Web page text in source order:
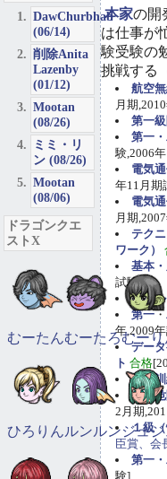
本家の開
は仕事が
験受験の
挑戦する
航空
月期
第一
第一
験,2006
電気
年11月期
電気
月期
テク
ワーク）
基本
試験]
エネ
第一・
年,2009
デー
ト 合格
職業
甲種
2月期
１級
臣賞、会
第一
験]
DawChurbhab
(06/14)
削除Anita
Lazenby
(01/12)
Mootan
(08/26)
ミミ・リ
ン (08/26)
Mootan
(08/06)
ドラゴンクエ
ストX
むーたんむーたろむーり
ひろりんルンルンジュ